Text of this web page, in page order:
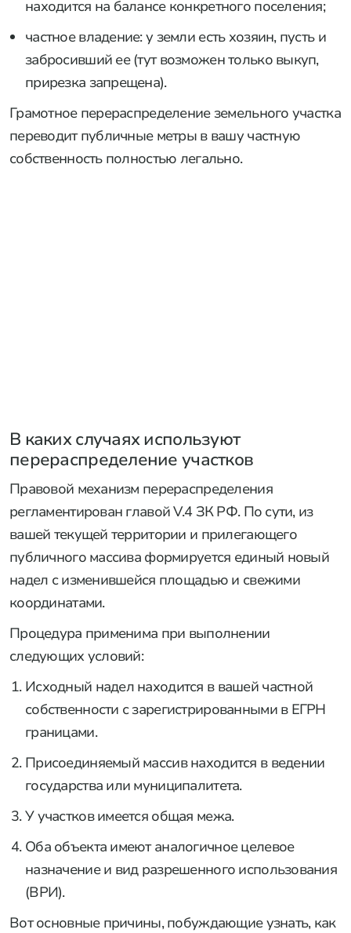
находится на балансе конкретного поселения;
частное владение: у земли есть хозяин, пусть и
забросивший ее (тут возможен только выкуп,
прирезка запрещена).
Грамотное перераспределение земельного участка
переводит публичные метры в вашу частную
собственность полностью легально.
В каких случаях используют
перераспределение участков
Правовой механизм перераспределения
регламентирован главой V.4 ЗК РФ. По сути, из
вашей текущей территории и прилегающего
публичного массива формируется единый новый
надел с изменившейся площадью и свежими
координатами.
Процедура применима при выполнении
следующих условий:
Исходный надел находится в вашей частной
собственности с зарегистрированными в ЕГРН
границами.
Присоединяемый массив находится в ведении
государства или муниципалитета.
У участков имеется общая межа.
Оба объекта имеют аналогичное целевое
назначение и вид разрешенного использования
(ВРИ).
Вот основные причины, побуждающие узнать, как